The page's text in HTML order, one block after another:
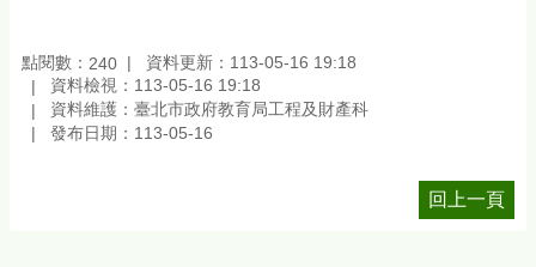
點閱數： 240
資料更新：113-05-16 19:18
資料檢視：113-05-16 19:18
資料維護：臺北市政府教育局工程及財產科
發布日期：113-05-16
回上一頁